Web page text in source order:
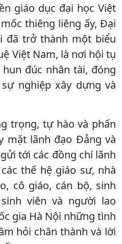
giáo dục đại học Việt
thiêng liêng ấy, Đại
đã trở thành một biểu
Việt Nam, là nơi hội tụ
đúc nhân tài, đóng
nghiệp xây dựng và
trọng, tự hào và phấn
mặt lãnh đạo Đảng và
tới các đồng chí lãnh
thế hệ giáo sư, nhà
cô giáo, cán bộ, sinh
viên và người lao
gia Hà Nội những tình
hỏi chân thành và lời